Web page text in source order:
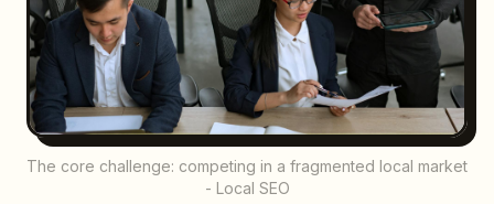
The core challenge: competing in a fragmented local market
- Local SEO